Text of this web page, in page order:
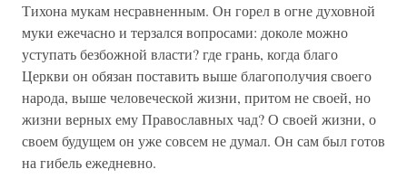
Тихона мукам несравненным. Он горел в огне духовной
муки ежечасно и терзался вопросами: доколе можно
уступать безбожной власти? где грань, когда благо
Церкви он обязан поставить выше благополучия своего
народа, выше человеческой жизни, притом не своей, но
жизни верных ему Православных чад? О своей жизни, о
своем будущем он уже совсем не думал. Он сам был готов
на гибель ежедневно.